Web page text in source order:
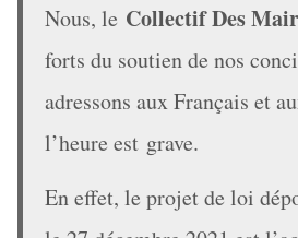
Nous, le Collectif Des
forts du soutien de nos
adressons aux Français et
l’heure est grave.
En effet, le projet de loi